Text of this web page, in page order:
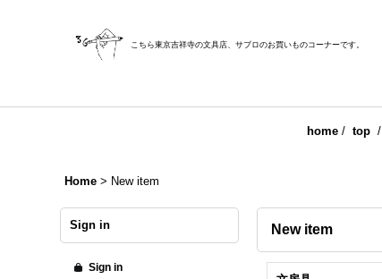
こちら東京吉祥寺の文具店、サブロのお買いものコーナーです。
home/ top/
Home > New item
Sign in
Sign in
New item